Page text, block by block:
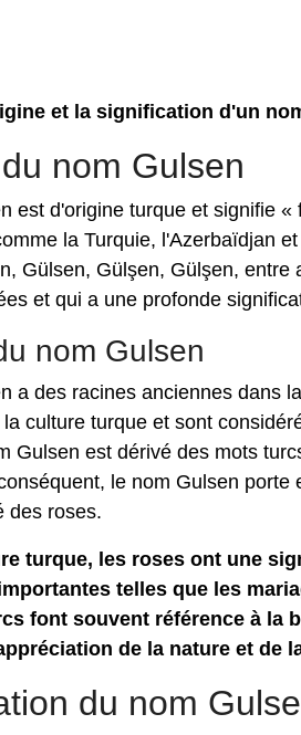
et la signification d'un
nom Gulsen
est d'origine turque et signifie
la Turquie, l'Azerbaïdjan
Gülsen, Gülşen, Gülşen,
et qui a une profonde
nom Gulsen
a des racines anciennes dans
culture turque et sont
Gulsen est dérivé des mots
le nom Gulsen
des roses.
turque, les roses ont une
telles que les
font souvent référence à la
de la nature et de
du nom